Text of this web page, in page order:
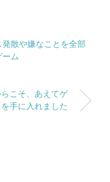
発散や嫌なことを全部
ム
こそ、あえてゲ
手に入れました